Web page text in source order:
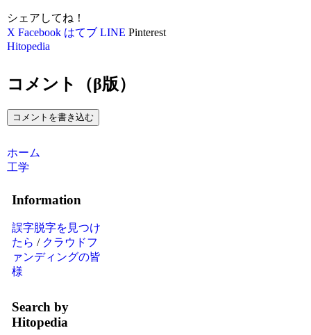
シェアしてね！
X Facebook はてブ LINE Pinterest
Hitopedia
コメント（β版）
コメントを書き込む
ホーム
工学
Information
誤字脱字を見つけ
たら / クラウドフ
ァンディングの皆
様
Search by
Hitopedia